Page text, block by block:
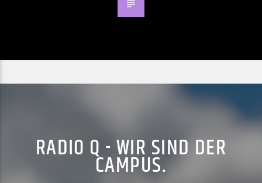
RADIO Q - WIR SIND DER
CAMPUS.